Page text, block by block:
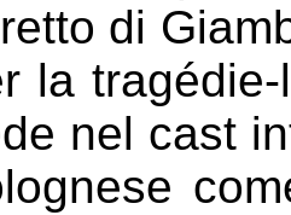
di
la
nel cast